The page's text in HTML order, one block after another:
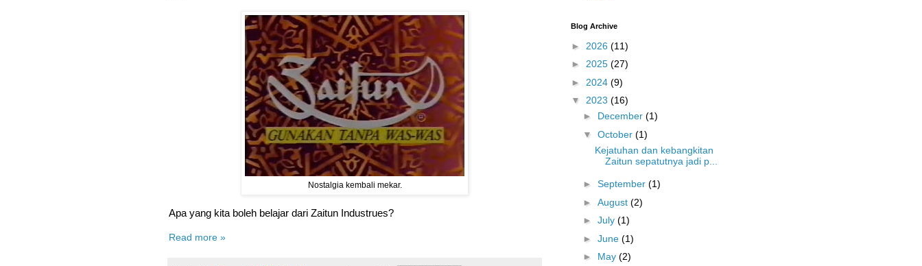
Nostalgia kembali mekar.
Apa yang kita boleh belajar dari Zaitun Industrues?
Read more »
Blog Archive
► 2026 (11)
► 2025 (27)
► 2024 (9)
▼ 2023 (16)
► December (1)
▼ October (1)
Kejatuhan dan kebangkitan
Zaitun sepatutnya jadi p...
► September (1)
► August (2)
► July (1)
► June (1)
► May (2)